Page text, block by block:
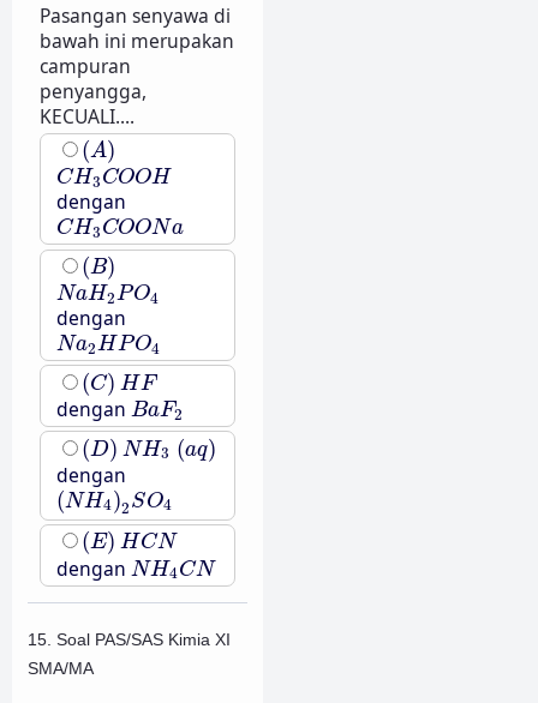
Pasangan senyawa di
bawah ini merupakan
campuran
penyangga,
KECUALI....
(A)
(A)
CH3COOH
CH3COOH
dengan
CH3COONa
CH3COONa
(B)
(B)
NaH2PO4
NaH2PO4
dengan
Na2HPO4
Na2HPO4
(C)
(C) HF
HF
dengan BaF2
BaF2
(D)
(D) NH3 (aq)
NH3(aq)
dengan
(NH4)2SO4
(NH4)2 SO4
(E)
(E) HCN
HCN
dengan NH4CN
NH4 CN
15. Soal PAS/SAS Kimia XI
SMA/MA